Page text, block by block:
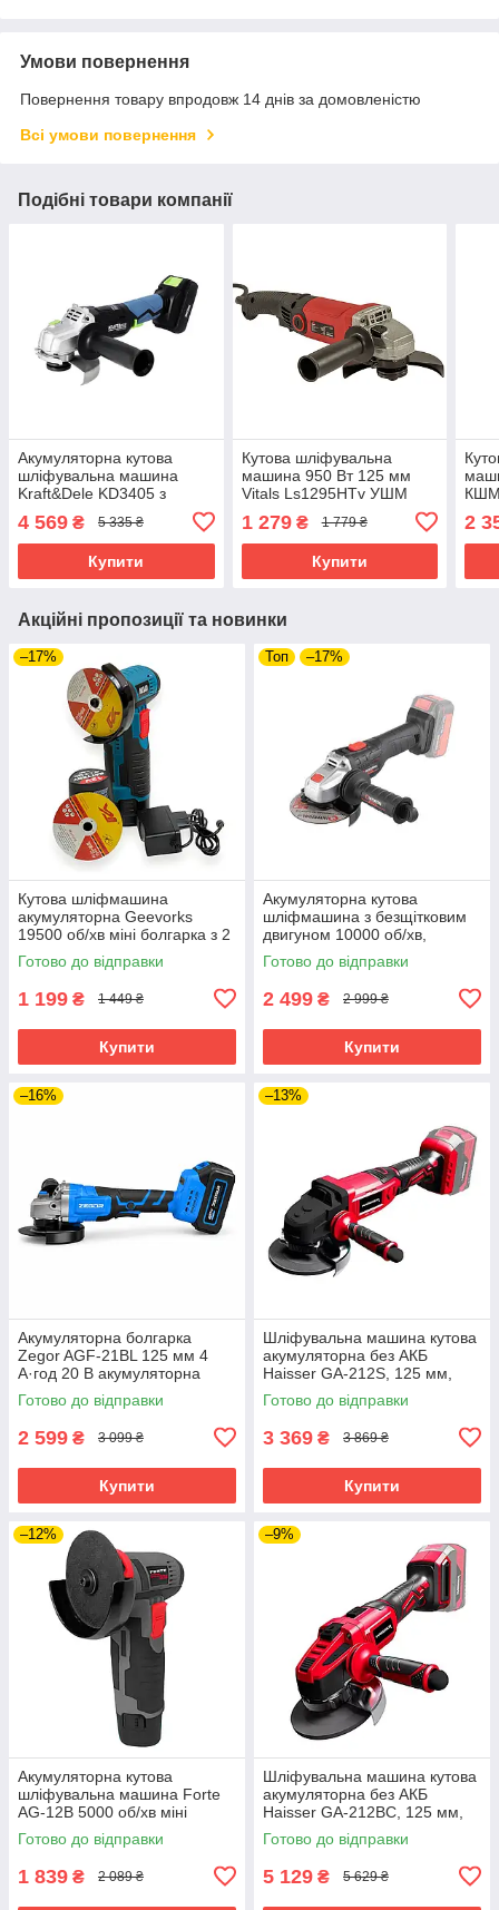
Умови повернення
Повернення товару впродовж 14 днів за домовленістю
Всі умови повернення
Подібні товари компанії
Акумуляторна кутова
шліфувальна машина
Kraft&Dele KD3405 з
125 мм
4 569 ₴ 5 335 ₴
Купити
Кутова шліфувальна
машина 950 Вт 125 мм
Vitals Ls1295HTv УШМ
болгарка з регулюванням
обертів
1 279₴ 1 779 ₴
Купити
2
Акційні пропозиції та новинки
–17%
Кутова шліфмашина
акумуляторна Geevorks
19500 об/хв міні болгарка з 2
акумуляторами для різання
та шліфування
Готово до відправки
1 199 ₴ 1 449 ₴
Купити
Топ –17%
Акумуляторна кутова
шліфмашина з безщітковим
двигуном 10000 об/хв,
шліфувальна
машина INTERTOOL WT-
Готово до відправки
2 499 ₴ 2 999 ₴
Купити
–16%
Акумуляторна болгарка
Zegor AGF-21BL 125 мм 4
А·год 20 В акумуляторна
кутова шліфувальна машина
Готово до відправки
2 599 ₴ 3 099 ₴
Купити
–13%
Шліфувальна машина кутова
акумуляторна без АКБ
Haisser GA-212S, 125 мм,
8500 об/хв, Li-Ion
Готово до відправки
3 369 ₴ 3 869 ₴
Купити
–12%
Акумуляторна кутова
шліфувальна машина Forte
AG-12B 5000 об/хв міні
шліфувальна машина
акумуляторна
Готово до відправки
1 839 ₴ 2 089 ₴
–9%
Шліфувальна машина кутова
акумуляторна без АКБ
Haisser GA-212BC, 125 мм,
8500 об/хв, Li-Ion
Готово до відправки
5 129 ₴ 5 629 ₴